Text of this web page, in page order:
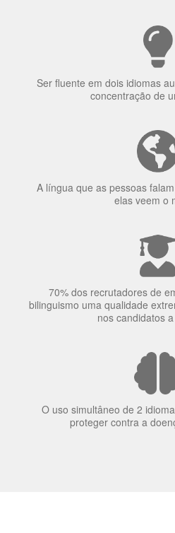
Porquê
uma
Ser fluente em dois idiomas
concentração de
A língua que as pessoas
elas veem o
70% dos recrutadores de
bilinguismo uma qualidade
nos candidatos a